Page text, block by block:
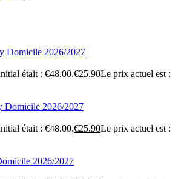
Domicile 2026/2027
était : €48.00.€25.90Le prix actuel est :
Domicile 2026/2027
était : €48.00.€25.90Le prix actuel est :
2026/2027